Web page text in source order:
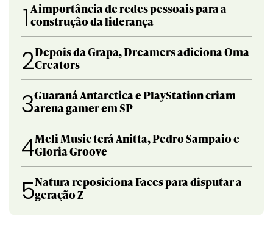
1 A importância de redes pessoais para a
construção da liderança
2Depois da Grapa, Dreamers adiciona Oma
Creators
3Guaraná Antarctica e PlayStation criam
arena gamer em SP
4Meli Music terá Anitta, Pedro Sampaio e
Gloria Groove
5Natura reposiciona Faces para disputar a
geração Z